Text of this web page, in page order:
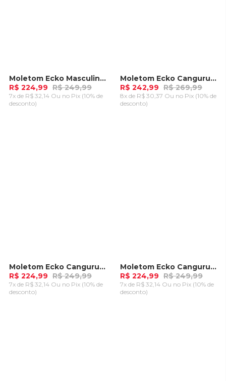
-10%Moletom Ecko Masculino Over College Vermelho
R$ 224,99 R$ 249,99
7x de R$ 32,14 Ou no Pix (10% de
desconto)
-10%Moletom Ecko Canguru Aberto Vermelho
R$ 242,99 R$ 269,99
8x de R$ 30,37 Ou no Pix (10% de
desconto)
-10%Moletom Ecko Canguru Especial com Bordado Rubi
R$ 224,99 R$ 249,99
7x de R$ 32,14 Ou no Pix (10% de
desconto)
-10%Moletom Ecko Canguru Especial com Bordado Preto
R$ 224,99 R$ 249,99
7x de R$ 32,14 Ou no Pix (10% de
desconto)